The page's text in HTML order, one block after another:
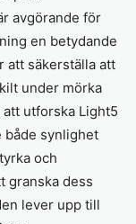
avgörande för
en betydande
att säkerställa att
under mörka
utforska Light5
både synlighet
och
granska dess
lever upp till